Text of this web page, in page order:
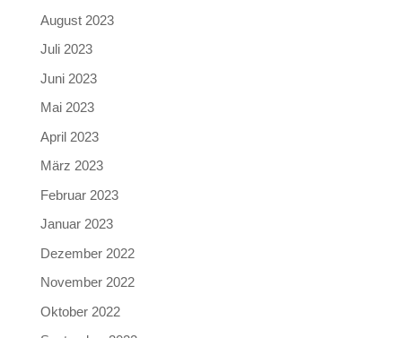
August 2023
Juli 2023
Juni 2023
Mai 2023
April 2023
März 2023
Februar 2023
Januar 2023
Dezember 2022
November 2022
Oktober 2022